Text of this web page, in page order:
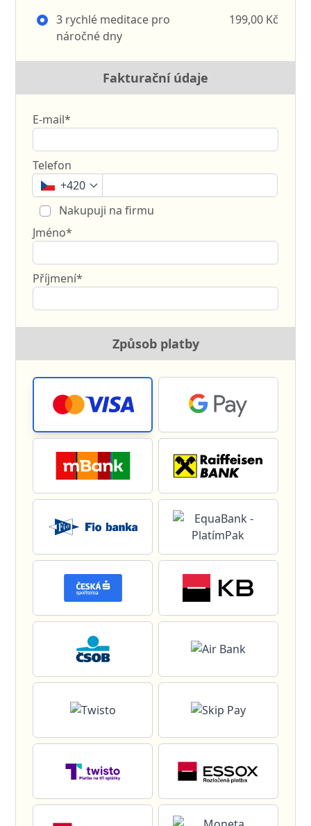
3 rychlé meditace pro
náročné dny
199,00 Kč
Fakturační údaje
E-mail*
Telefon
+420
Nakupuji na firmu
Jméno*
Příjmení*
Způsob platby